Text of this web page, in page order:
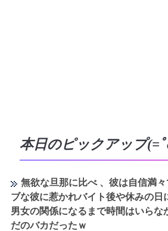
本日のピックアップ(=
無欲な旦那に比べ 、彼は自信満
ブな彼に惹かれバイト後や休みの日
男女の関係になるまで時間はいらな
だのバカだったｗ